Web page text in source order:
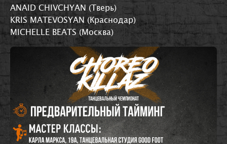
ANAID CHIVCHYAN (Тверь)
KRIS MATEVOSYAN (Краснодар)
MICHELLE BEATS (Москва)